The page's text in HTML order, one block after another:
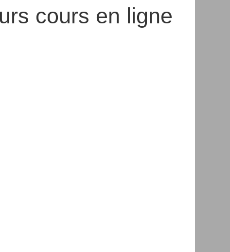
cours en ligne